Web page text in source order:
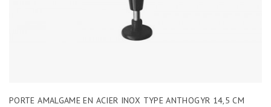
PORTE AMALGAME EN ACIER INOX TYPE ANTHOGYR 14,5 CM